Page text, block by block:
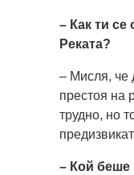
– Как ти се
Реката?
– Мисля, че
престоя на
трудно, но
– Кой беше